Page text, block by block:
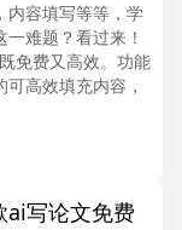
内容填写等等，学
难题？看过来！
免费又高效。功能
高效填充内容，
ai写论文免费